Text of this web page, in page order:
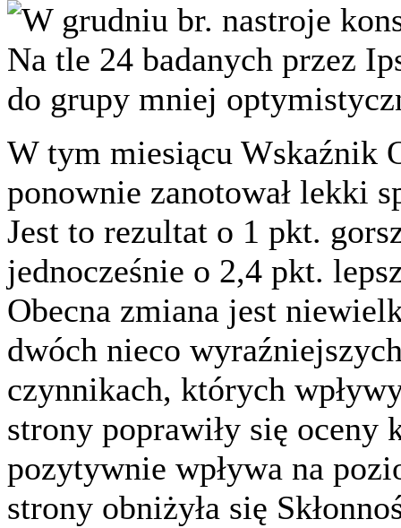
W grudniu br. nastroje
Na tle 24 badanych przez
do grupy mniej
W tym miesiącu Wskaźnik
ponownie zanotował lekki
Jest to rezultat o 1 pkt.
jednocześnie o 2,4 pkt.
Obecna zmiana jest
dwóch nieco
czynnikach, których
strony poprawiły się oceny
pozytywnie wpływa na
strony obniżyła się